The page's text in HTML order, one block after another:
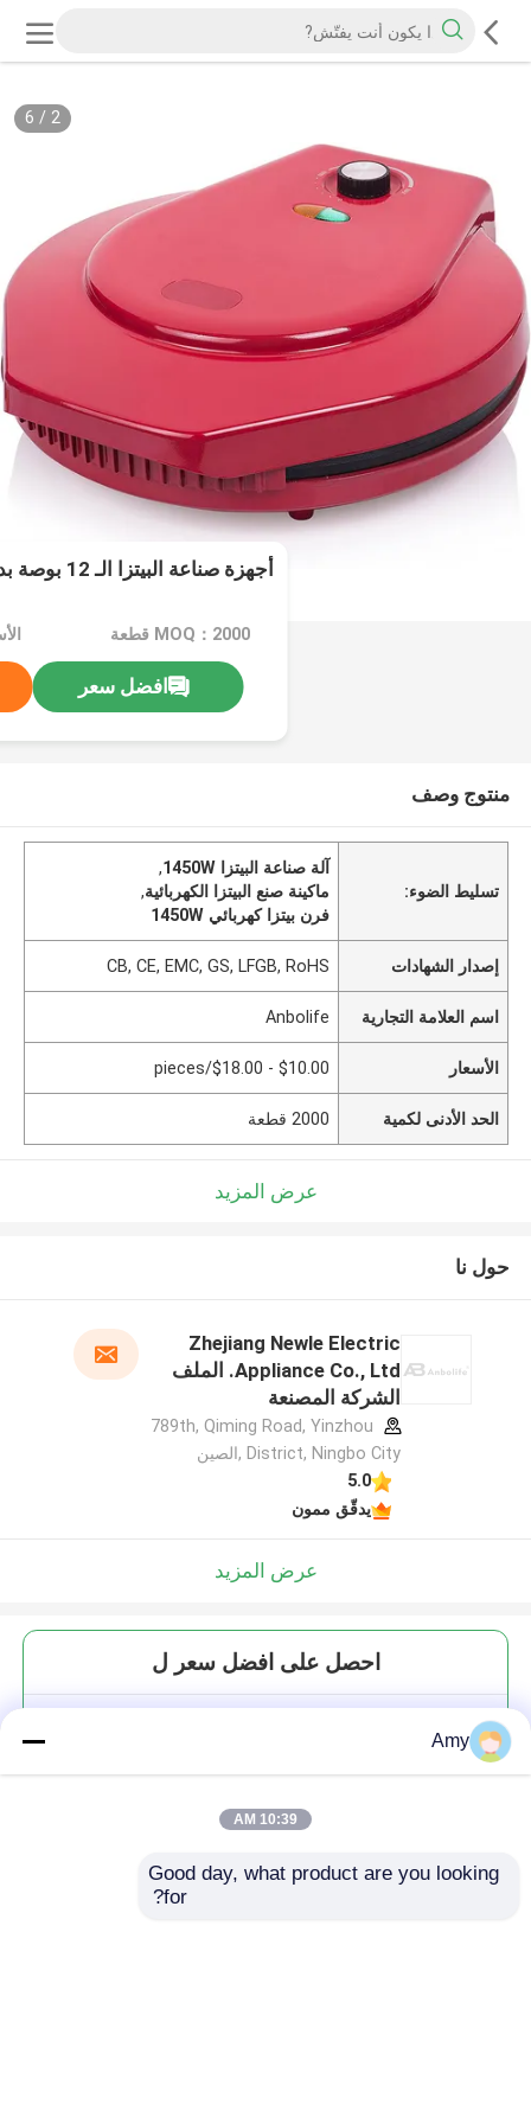
2
/
6
أجهزة صناعة البيتزا الـ 12 بوصة بدون عصا للمنزل
MOQ：2000 قطعة
افضل سعر
منتوج وصف
تسليط الضوء:
آلة صناعة البيتزا 1450W
,
ماكينة صنع البيتزا الكهربائية,
فرن بيتزا كهربائي 1450W
إصدار الشهادات CB, CE, EMC, GS, LFGB, RoHS
اسم العلامة التجارية Anbolife
الأسعار $10.00 - $18.00/pieces
الحد الأدنى لكمية 2000 قطعة
عرض المزيد
حول نا
Zhejiang Newle Electric
Appliance Co., Ltd. الملف
الشركة المصنعة
789th, Qiming Road, Yinzhou
District, Ningbo City ,الصين
5.0
يدقّق ممون
عرض المزيد
احصل على افضل سعر ل
Amy
10:39 AM
Good day, what product are you looking
for?